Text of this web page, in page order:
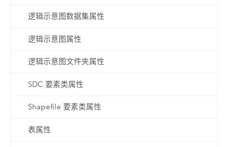
逻辑示意图数据集属性
逻辑示意图属性
逻辑示意图文件夹属性
SDC 要素类属性
Shapefile 要素类属性
表属性